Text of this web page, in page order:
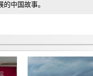
不退还定金，要求双倍退还定金
于9月24号到曲靖广汽丰田联
车，销售员引导消费贷款，交
2000
新车剐蹭后送维修中心保险杠
中国故事。